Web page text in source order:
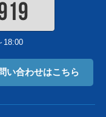
18:00
い合わせはこちら